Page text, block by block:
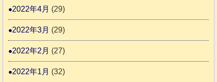
2022年4月 (29)
2022年3月 (29)
2022年2月 (27)
2022年1月 (32)